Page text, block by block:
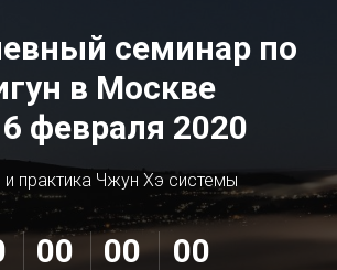
семинар по
в Москве
февраля 2020
и практика Чжун Хэ системы
00 00 00